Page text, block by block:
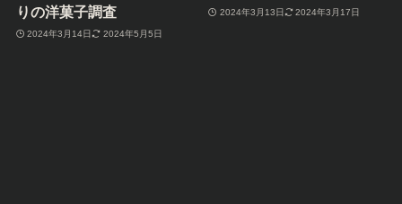
りの洋菓子調査
2024年3月14日 2024年5月5日
2024年3月13日 2024年3月17日